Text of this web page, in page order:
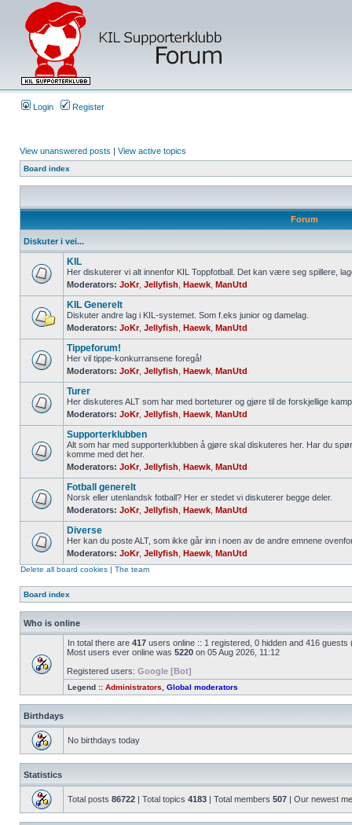
Login Register
View unanswered posts | View active topics
Board index
Forum
Diskuter i vei...
KIL
Her diskuterer vi alt innenfor KIL Toppfotball. Det kan være seg spillere,
Moderators: JoKr, Jellyfish Haewk ManUtd
KIL Generelt
Diskuter andre lag i KIL-systemet. Som f.eks junior og damelag.
Moderators: JoKr, Jellyfish Haewk ManUtd
Tippeforum!
Her vil tippe-konkurransene foregå!
Moderators: JoKr, Jellyfish Haewk ManUtd
Turer
Her diskuteres ALT som har med borteturer og gjøre til de forskjellige
Moderators: JoKr, Jellyfish Haewk ManUtd
Supporterklubben
Alt som har med supporterklubben å gjøre skal diskuteres her. Har du
komme med det her.
Moderators: JoKr, Jellyfish Haewk ManUtd
Fotball generelt
Norsk eller utenlandsk fotball? Her er stedet vi diskuterer begge deler.
Moderators: JoKr, Jellyfish Haewk ManUtd
Diverse
Her kan du poste ALT, som ikke går inn i noen av de andre emnene
Moderators: JoKr, Jellyfish Haewk ManUtd
Delete all board cookies | The team
Board index
Who is online
In total there are 417 users online :: 1 registered, 0 hidden and 416
Most users ever online was 5220 on 05 Aug 2026, 11:12
Registered users: Google [Bot]
Legend :: Administrators Global moderators
Birthdays
No birthdays today
Statistics
Total posts 86722 | Total topics 4183 | Total members 507 | Our newest